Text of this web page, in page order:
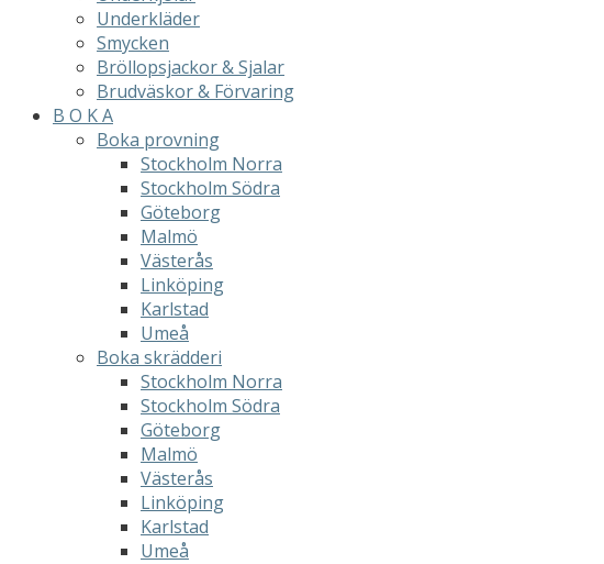
Underkläder
Smycken
Bröllopsjackor & Sjalar
Brudväskor & Förvaring
B O K A
Boka provning
Stockholm Norra
Stockholm Södra
Göteborg
Malmö
Västerås
Linköping
Karlstad
Umeå
Boka skrädderi
Stockholm Norra
Stockholm Södra
Göteborg
Malmö
Västerås
Linköping
Karlstad
Umeå